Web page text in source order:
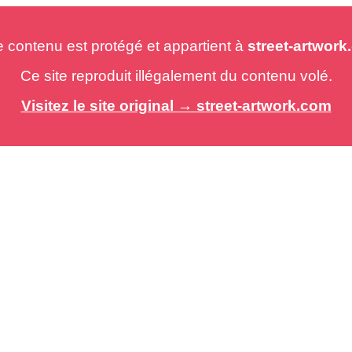
est protégé et appartient à street-
Ce site reproduit illégalement du contenu volé.
Visitez le site original → street-artwork.com